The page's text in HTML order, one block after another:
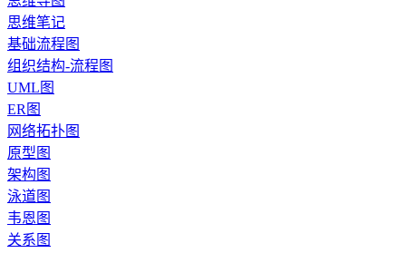
思维笔记
基础流程图
组织结构-流程图
UML图
ER图
网络拓扑图
原型图
架构图
泳道图
韦恩图
关系图